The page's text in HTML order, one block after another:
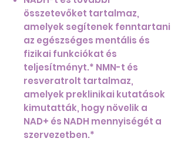
összetevőket tartalmaz,
amelyek segítenek fenntartani
az egészséges mentális és
fizikai funkciókat és
teljesítményt.* NMN-t és
resveratrolt tartalmaz,
amelyek preklinikai kutatások
kimutatták, hogy növelik a
NAD+ és NADH mennyiségét a
szervezetben.*